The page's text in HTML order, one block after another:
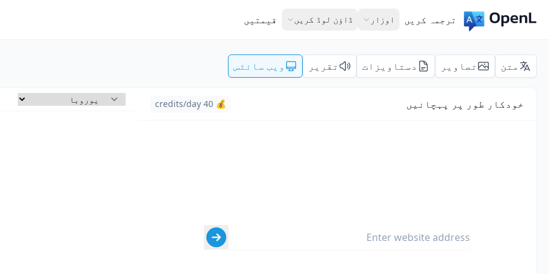
ترجمہ کریں اوزار ڈاؤن لوڈ کریں قیمتیں
متن تصاویر دستاویزات تقریر ویب سائٹس
خودکار طور پر پہچانیں 💰 40 credits/day